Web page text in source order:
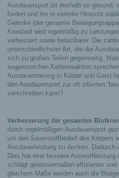
Ausdauersport ist deshalb so gesund,
fordert und ihn in vielerlei Hinsicht
Gelenke (der gesamte
Kreislauf wird regelmäßig zu
verbessert sowie belastbarer. Die
unterschiedlichster Art, die der
sich zu großen Teilen gegenseitig.
segensreichen Kettenreaktion
Ausdauertraining in Körper und Geist
den Ausdauersport zur oft zitierten
verschreiben kann“!
Verbesserung der gesamten
durch regelmäßigen Ausdauersport
um den Sauerstoffbedarf des Körpers
Ausdauerleistung zu decken. Dadurch
Dies hat eine bessere
schlägt gewissermaßen effizienter und
gleichem Maße werden auch die